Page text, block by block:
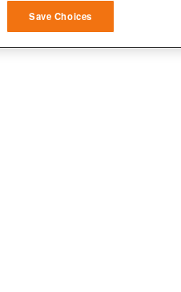
Match and combine data
Link different devices
Save Choices